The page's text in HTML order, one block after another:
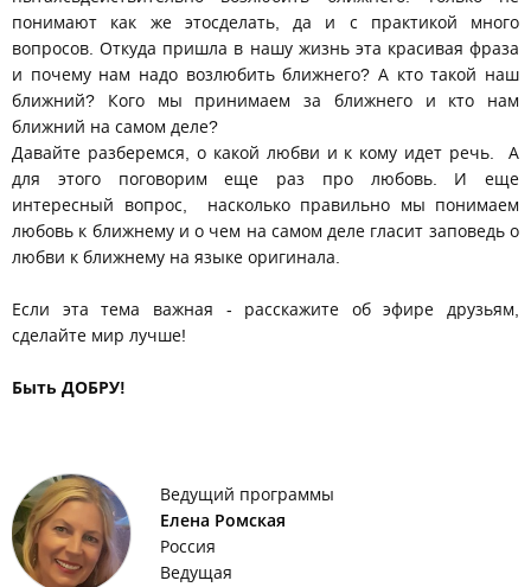
понимают как же этосделать, да и с практикой много
вопросов. Откуда пришла в нашу жизнь эта красивая фраза
и почему нам надо возлюбить ближнего? А кто такой наш
ближний? Кого мы принимаем за ближнего и кто нам
ближний на самом деле?
Давайте разберемся, о какой любви и к кому идет речь. А
для этого поговорим еще раз про любовь. И еще
интересный вопрос, насколько правильно мы понимаем
любовь к ближнему и о чем на самом деле гласит заповедь о
любви к ближнему на языке оригинала.
Если эта тема важная - расскажите об эфире друзьям,
сделайте мир лучше!
Быть ДОБРУ!
Ведущий программы
Елена Ромская
Россия
Ведущая